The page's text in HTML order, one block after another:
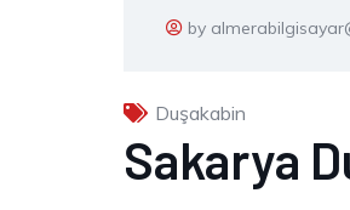
by
Duşakabin
Sakarya